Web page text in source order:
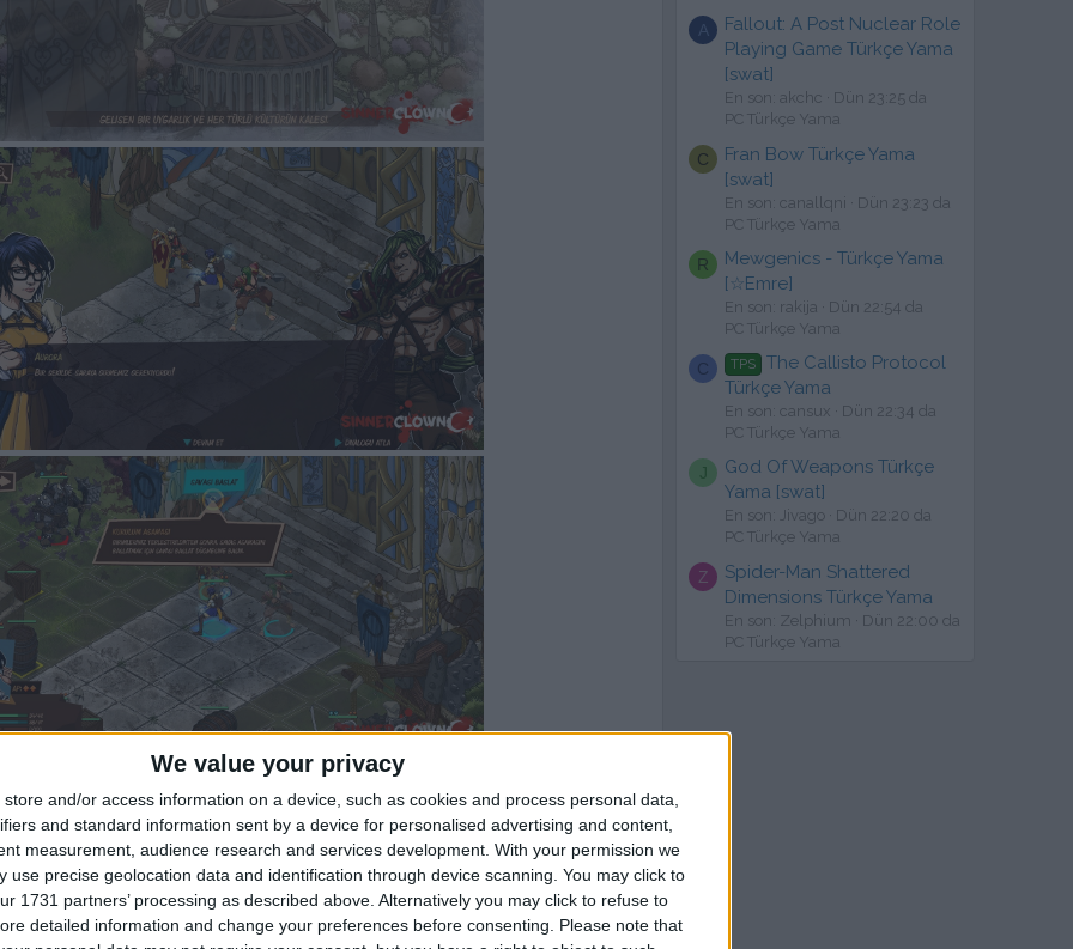
We value your privacy
store and/or access information on a device, such as cookies and process personal data,
and standard information sent by a device for personalised advertising and content,
measurement, audience research and services development. With your permission we
use precise geolocation data and identification through device scanning. You may click to
1731 partners’ processing as described above. Alternatively you may click to refuse to
detailed information and change your preferences before consenting.
Please note that
A
Fallout: A Post Nuclear Role
Playing Game Türkçe Yama
[swat]
En son: akchc
Dün 23:25 da
PC Türkçe Yama
C
Fran Bow Türkçe Yama
[swat]
En son: canallqni
Dün 23:23 da
PC Türkçe Yama
R
Mewgenics - Türkçe Yama
[☆Emre]
En son: rakija
Dün 22:54 da
PC Türkçe Yama
C TPS
The Callisto Protocol
Türkçe Yama
En son: cansux
Dün 22:34 da
PC Türkçe Yama
J
God Of Weapons Türkçe
Yama [swat]
En son: Jivago
Dün 22:20 da
PC Türkçe Yama
Z
Spider-Man Shattered
Dimensions Türkçe Yama
En son: Zelphium
Dün 22:00 da
PC Türkçe Yama